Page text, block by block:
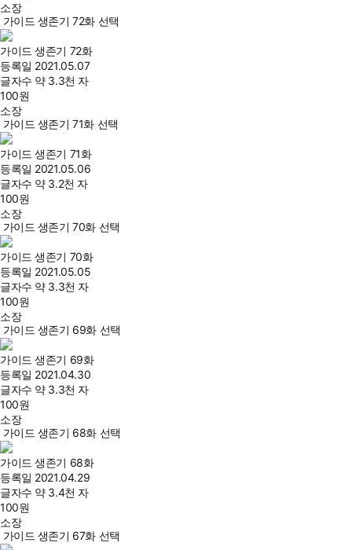
소장
가이드 생존기 72화 선택
가이드 생존기 72화
등록일 2021.05.07
글자수 약 3.3천 자
100원
소장
가이드 생존기 71화 선택
가이드 생존기 71화
등록일 2021.05.06
글자수 약 3.2천 자
100원
소장
가이드 생존기 70화 선택
가이드 생존기 70화
등록일 2021.05.05
글자수 약 3.3천 자
100원
소장
가이드 생존기 69화 선택
가이드 생존기 69화
등록일 2021.04.30
글자수 약 3.3천 자
100원
소장
가이드 생존기 68화 선택
가이드 생존기 68화
등록일 2021.04.29
글자수 약 3.4천 자
100원
소장
가이드 생존기 67화 선택